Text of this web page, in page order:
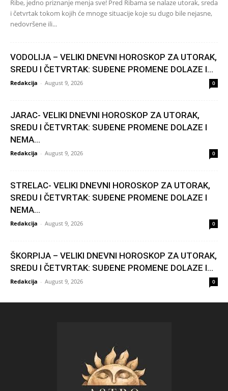
Ribe, jedno priznanje menja sve! Pred Ribama se nalaze utorak, sreda
i četvrtak tokom kojih će mnoge situacije koje su dugo bile nejasne,
nedovršene ili...
VODOLIJA – VELIKI DNEVNI HOROSKOP ZA UTORAK,
SREDU I ČETVRTAK: SUĐENE PROMENE DOLAZE I...
Redakcija - August 9, 2026 0
JARAC- VELIKI DNEVNI HOROSKOP ZA UTORAK,
SREDU I ČETVRTAK: SUĐENE PROMENE DOLAZE I
NEMA...
Redakcija - August 9, 2026 0
STRELAC- VELIKI DNEVNI HOROSKOP ZA UTORAK,
SREDU I ČETVRTAK: SUĐENE PROMENE DOLAZE I
NEMA...
Redakcija - August 9, 2026 0
ŠKORPIJA – VELIKI DNEVNI HOROSKOP ZA UTORAK,
SREDU I ČETVRTAK: SUĐENE PROMENE DOLAZE I...
Redakcija - August 9, 2026 0